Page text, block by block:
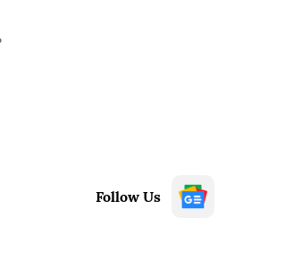
Follow Us